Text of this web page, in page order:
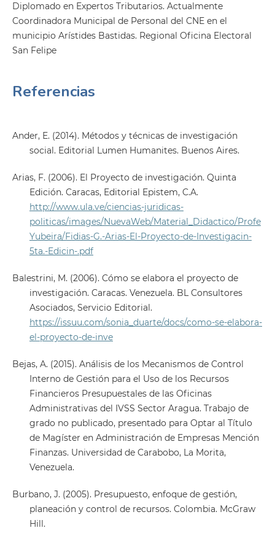
Diplomado en Expertos Tributarios. Actualmente
Coordinadora Municipal de Personal del CNE en el
municipio Arístides Bastidas. Regional Oficina Electoral
San Felipe
Referencias
Ander, E. (2014). Métodos y técnicas de investigación
social. Editorial Lumen Humanites. Buenos Aires.
Arias, F. (2006). El Proyecto de investigación. Quinta
Edición. Caracas, Editorial Epistem, C.A.
http://www.ula.ve/ciencias-juridicas-
politicas/images/NuevaWeb/Material_Didactico/Profe
Yubeira/Fidias-G.-Arias-El-Proyecto-de-Investigacin-
5ta.-Edicin-.pdf
Balestrini, M. (2006). Cómo se elabora el proyecto de
investigación. Caracas. Venezuela. BL Consultores
Asociados, Servicio Editorial.
https://issuu.com/sonia_duarte/docs/como-se-elabora-
el-proyecto-de-inve
Bejas, A. (2015). Análisis de los Mecanismos de Control
Interno de Gestión para el Uso de los Recursos
Financieros Presupuestales de las Oficinas
Administrativas del IVSS Sector Aragua. Trabajo de
grado no publicado, presentado para Optar al Título
de Magíster en Administración de Empresas Mención
Finanzas. Universidad de Carabobo, La Morita,
Venezuela.
Burbano, J. (2005). Presupuesto, enfoque de gestión,
planeación y control de recursos. Colombia. McGraw
Hill.